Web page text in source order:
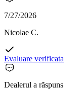
7/27/2026
Nicolae C.
Evaluare verificata
Dealerul a răspuns